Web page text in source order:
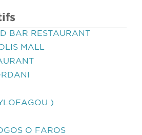
BAR RESTAURANT
MALL
)
O FAROS